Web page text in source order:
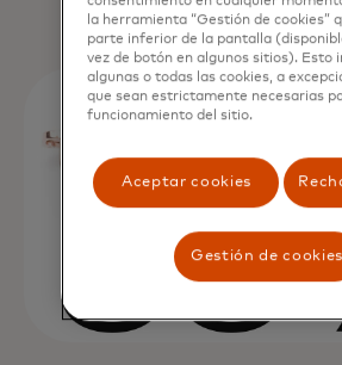
la herramienta “Gestión de cookies”
parte inferior de la pantalla
vez de botón en algunos sitios). Esto
algunas o todas las cookies, a
que sean estrictamente necesarias
funcionamiento del sitio.
Aceptar cookies
Gestión de cookies